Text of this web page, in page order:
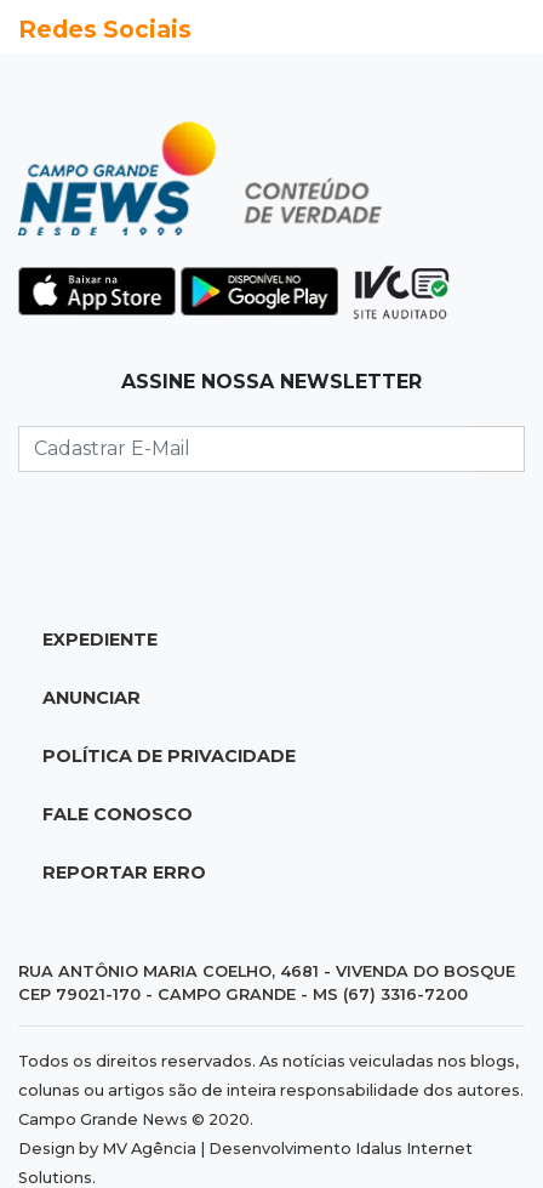
Ladário abre consulta para criação do Parque
Corumbá
Pantaneiro que salvou fazenda com diques
vira personagem de livro
Discord é investigado por falha na proteção
de menores após morte de adolescente
Produção artesanal
número de produtores em 67%
13:00Artigos
sem energia em Campo Grande
12:34Fogo e fumaça
12:10 Direito
encurta tarefas administrativas
12:08Decisão judicial
Redes Sociais
ASSINE NOSSA NEWSLETTER
EXPEDIENTE
ANUNCIAR
POLÍTICA DE PRIVACIDADE
FALE CONOSCO
REPORTAR ERRO
RUA ANTÔNIO MARIA COELHO, 4681 - VIVENDA DO BOSQUE
CEP 79021-170 - CAMPO GRANDE - MS (67) 3316-7200
Todos os direitos reservados. As notícias veiculadas nos blogs,
colunas ou artigos são de inteira responsabilidade dos autores.
Campo Grande News © 2020.
Design by MV Agência | Desenvolvimento Idalus Internet
Solutions.